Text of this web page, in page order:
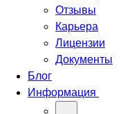
Отзывы
Карьера
Лицензии
Документы
Блог
Информация